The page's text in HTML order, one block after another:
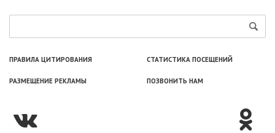
ПРАВИЛА ЦИТИРОВАНИЯ СТАТИСТИКА ПОСЕЩЕНИЙ
РАЗМЕЩЕНИЕ РЕКЛАМЫ ПОЗВОНИТЬ НАМ